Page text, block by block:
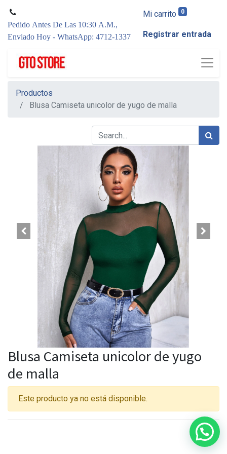
Pedido Antes De Las 10:30 A.M.,
Enviado Hoy - WhatsApp: 4712-1337
Mi carrito 0
Registrar entrada
Productos
Blusa Camiseta unicolor de yugo de malla
Blusa Camiseta unicolor de yugo
de malla
Este producto ya no está disponible.